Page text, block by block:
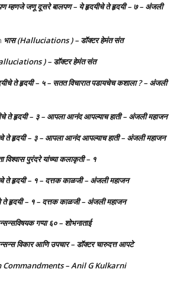
म्हणजे जणू दूसरे बालपण – ये हृदयीचे ते हृदयी – ७ – अंजली
भास (Halluciations ) – डॉक्टर हेमंत संत
) – डॉक्टर हेमंत संत
ते हृदयी – ५ – सतत विचारात पडायचेच कशाला ? – अंजली
ते हृदयी – ३ – आपला आनंद आपल्याच हाती – अंजली महाजन
ते हृदयी – ३ – आपला आनंद आपल्याच हाती – अंजली महाजन
विश्वास पुरंदरे यांच्या कलाकृती – १
ते हृदयी – १ – दत्तक काळजी – अंजली महाजन
ते हृदयी – १ – दत्तक काळजी – अंजली महाजन
गप्पा ६० – शोभनाताई
विकार आणि उपचार – डॉक्टर चारुदत्त आपटे
Commandments – Anil G Kulkarni